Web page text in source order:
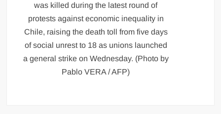
was killed during the latest round of
protests against economic inequality in
Chile, raising the death toll from five days
of social unrest to 18 as unions launched
a general strike on Wednesday. (Photo by
Pablo VERA / AFP)